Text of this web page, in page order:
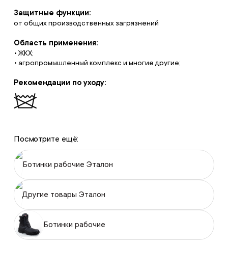
Защитные функции:
от общих производственных загрязнений
Область применения:
• ЖКХ;
• агропромышленный комплекс и многие другие;
Рекомендации по уходу:
Посмотрите ещё:
Ботинки рабочие Эталон
Другие товары Эталон
Ботинки рабочие